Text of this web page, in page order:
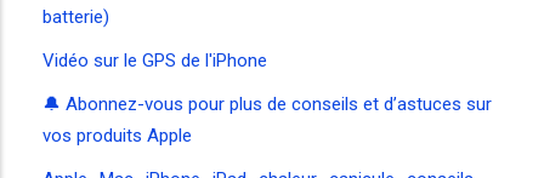
batterie)
Vidéo sur le GPS de l'iPhone
🔔 Abonnez-vous pour plus de conseils et d’astuces sur
vos produits Apple